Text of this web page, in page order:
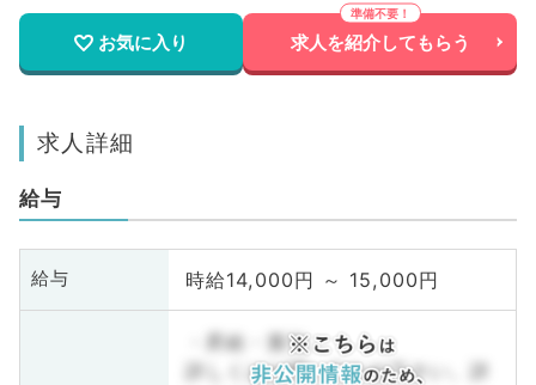
お気に入り 求人を紹介してもらう
求人詳細
給与
給与 時給14,000円 ～ 15,000円
・昇給・賞与
詳しくはお問い合わせ下さい。詳